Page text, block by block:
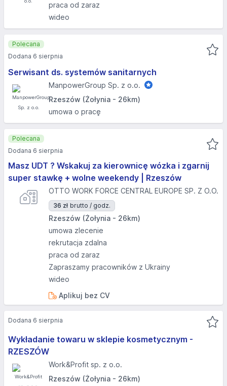
praca od zaraz
wideo
Serwisant ds. systemów sanitarnych
ManpowerGroup Sp. z o.o.
Rzeszów (Żołynia - 26km)
umowa o pracę
Polecana
Dodana 6 sierpnia
Masz UDT ? Wskakuj za kierownicę wózka i zgarnij
super stawkę + wolne weekendy | Rzeszów
OTTO WORK FORCE CENTRAL EUROPE SP. Z O.O.
36 zł brutto / godz.
Rzeszów (Żołynia - 26km)
umowa zlecenie
rekrutacja zdalna
praca od zaraz
Zapraszamy pracowników z Ukrainy
wideo
Aplikuj bez CV
Polecana
Dodana 6 sierpnia
Wykładanie towaru w sklepie kosmetycznym -
RZESZÓW
Work&Profit sp. z o.o.
Rzeszów (Żołynia - 26km)
Dodana 6 sierpnia